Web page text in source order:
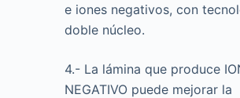
e iones negativos, con
doble núcleo.
4.- La lámina que produce
NEGATIVO puede mejorar la